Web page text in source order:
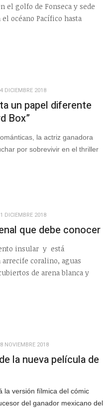
el golfo de Fonseca y sede
océano Pacífico hasta
DICIEMBRE 2018
un papel diferente
Box”
la actriz ganadora
por sobrevivir en el thriller
DICIEMBRE 2018
que debe conocer
insular y está
coralino, aguas
de arena blanca y
NOVIEMBRE 2018
la nueva película de
la versión fílmica del cómic
del ganador mexicano del